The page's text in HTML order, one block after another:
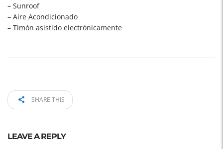
– Sunroof
– Aire Acondicionado
– Timón asistido electrónicamente
SHARE THIS
LEAVE A REPLY